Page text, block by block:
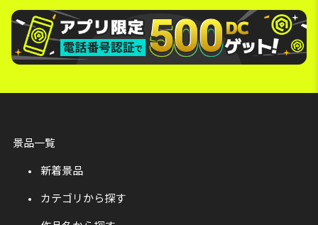
景品一覧
新着景品
カテゴリから探す